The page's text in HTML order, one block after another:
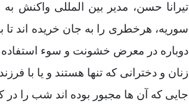
تیرانا حسن، مدیر بین المللی
سوریه، هرخطری را به جان خریده اند
دوباره در معرض خشونت و سوء استفاده
زنان و دخترانی که تنها هستند و یا با
جایی که آن ها مجبور بوده اند شب را در